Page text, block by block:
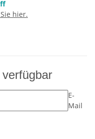
hier.
E-
Mail